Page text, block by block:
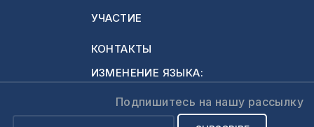
УЧАСТИЕ
КОНТАКТЫ
ИЗМЕНЕНИЕ ЯЗЫКА:
Подпишитесь на нашу рассылку